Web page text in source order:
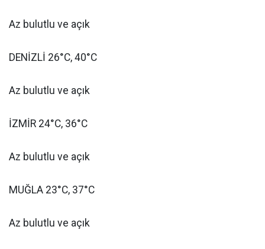
Az bulutlu ve açık
DENİZLİ 26°C, 40°C
Az bulutlu ve açık
İZMİR 24°C, 36°C
Az bulutlu ve açık
MUĞLA 23°C, 37°C
Az bulutlu ve açık